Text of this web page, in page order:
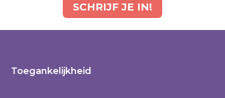
SCHRIJF JE IN!
Toegankelijkheid